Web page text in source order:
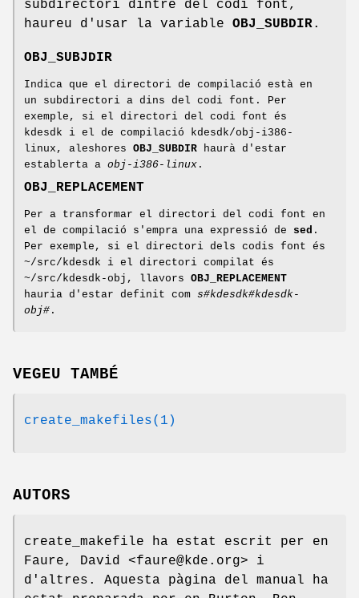
subdirectori dintre del codi font,
haureu d'usar la variable OBJ_SUBDIR.
OBJ_SUBJDIR
Indica que el directori de compilació està en
un subdirectori a dins del codi font. Per
exemple, si el directori del codi font és
kdesdk i el de compilació kdesdk/obj-i386-
linux, aleshores OBJ_SUBDIR haurà d'estar
establerta a obj-i386-linux .
OBJ_REPLACEMENT
Per a transformar el directori del codi font en
el de compilació s'empra una expressió de sed .
Per exemple, si el directori dels codis font és
~/src/kdesdk i el directori compilat és
~/src/kdesdk-obj, llavors OBJ_REPLACEMENT
hauria d'estar definit com s#kdesdk#kdesdk-
obj# .
VEGEU TAMBÉ
create_makefiles(1)
AUTORS
create_makefile ha estat escrit per en
Faure, David <faure@kde.org> i
d'altres. Aquesta pàgina del manual ha